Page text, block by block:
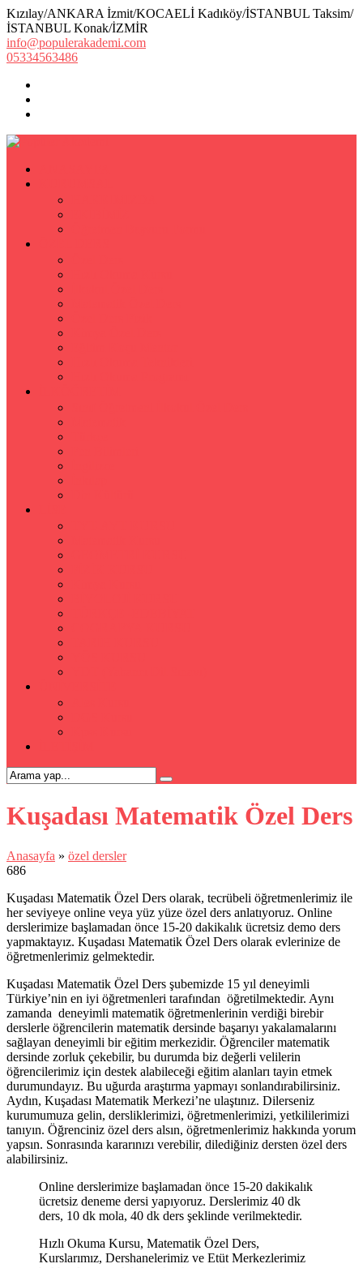
Kızılay/ANKARA İzmit/KOCAELİ Kadıköy/İSTANBUL Taksim/
İSTANBUL Konak/İZMİR
info@populerakademi.com
05334563486
Kuşadası Matematik Özel Ders
Anasayfa » özel dersler
686
Kuşadası Matematik Özel Ders olarak, tecrübeli öğretmenlerimiz ile
her seviyeye online veya yüz yüze özel ders anlatıyoruz. Online
derslerimize başlamadan önce 15-20 dakikalık ücretsiz demo ders
yapmaktayız. Kuşadası Matematik Özel Ders olarak evlerinize de
öğretmenlerimiz gelmektedir.
Kuşadası Matematik Özel Ders şubemizde 15 yıl deneyimli
Türkiye’nin en iyi öğretmenleri tarafından öğretilmektedir. Aynı
zamanda deneyimli matematik öğretmenlerinin verdiği birebir
derslerle öğrencilerin matematik dersinde başarıyı yakalamalarını
sağlayan deneyimli bir eğitim merkezidir. Öğrenciler matematik
dersinde zorluk çekebilir, bu durumda biz değerli velilerin
öğrencilerimiz için destek alabileceği eğitim alanları tayin etmek
durumundayız. Bu uğurda araştırma yapmayı sonlandırabilirsiniz.
Aydın, Kuşadası Matematik Merkezi’ne ulaştınız. Dilerseniz
kurumumuza gelin, dersliklerimizi, öğretmenlerimizi, yetkililerimizi
tanıyın. Öğrenciniz özel ders alsın, öğretmenlerimiz hakkında yorum
yapsın. Sonrasında kararınızı verebilir, dilediğiniz dersten özel ders
alabilirsiniz.
Online derslerimize başlamadan önce 15-20 dakikalık
ücretsiz deneme dersi yapıyoruz. Derslerimiz 40 dk
ders, 10 dk mola, 40 dk ders şeklinde verilmektedir.
Hızlı Okuma Kursu, Matematik Özel Ders,
Kurslarımız, Dershanelerimiz ve Etüt Merkezlerimiz